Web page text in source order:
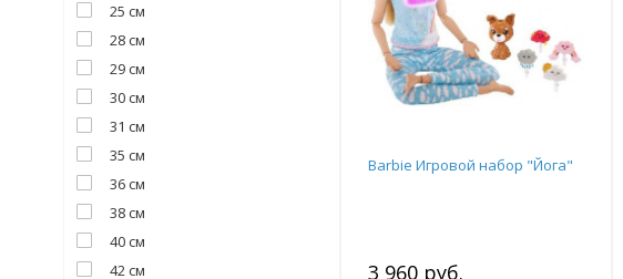
25 см
28 см
29 см
30 см
31 см
35 см
36 см
38 см
40 см
42 см
Barbie Игровой набор "Йога"
3 960 руб.